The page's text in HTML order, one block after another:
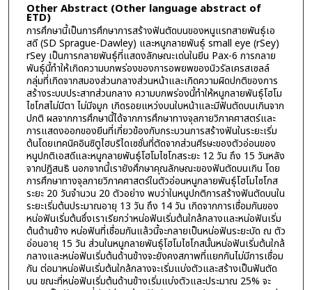
Other Abstract (Other language abstract of
ETD)
การศึกษานี้เป็นการศึกษาการสร้างฟันตัดบนของหนูแรทสายพันธุ์เอ
สดี (SD Sprague-Dawley) และหนูกลายพันธุ์ small eye (rSey)
rSey เป็นการกลายพันธุ์ที่แสดงลักษณะเด่นในยีน Pax-6 การกลาย
พันธุ์นี้ทำให้เกิดความบกพร่องของการอพยพของนิวรัลเครสเซลล์
กลุ่มที่เกิดจากสมองส่วนกลางส่วนหน้าและเกิดความผิดปกติของการ
สร้างระบบประสาทส่วนกลาง ความบกพร่องนี้ทำให้หนูกลายพันธุ์โฮโม
ไซโกสไม่มีตา ไม่มีจมูก เกิดรอยแหว่งบนใบหน้าและมีฟันตัดบนเกินจาก
ปกติ ผลจากการศึกษานี้ได้จากการศึกษาทางจุลกายวิภาคศาสตร์และ
การแสดงออกของยีนที่เกี่ยวข้องกับกระบวนการสร้างฟันในระยะเริ่ม
ต้นโดยเทคนิคอินซิตูไฮบริไดเซชั่นที่ตัดจากส่วนศีรษะของตัวอ่อนของ
หนูปกติเอสดีและหนูกลายพันธุ์โฮโมไซโกสระยะ 12 วัน ถึง 15 วันหลัง
จากปฏิสนธิ นอกจากนี้เรายังศึกษาคุณลักษณะของฟันตัดบนเกิน โดย
การศึกษาทางจุลกายวิภาคศาสตร์ในตัวอ่อนหนูกลายพันธุ์โฮโมไซโกส
ระยะ 20 วันจำนวน 20 ตัวอย่าง พบว่าในหนูปกติการสร้างฟันตัดบนใน
ระยะเริ่มต้นประมาณอายุ 13 วัน ถึง 14 วัน เกิดจากการเชื่อมกันของ
หน่อฟันเริ่มต้นซึ่งเราเรียกว่าหน่อฟันเริ่มต้นใกล้กลางและหน่อฟันเริ่ม
ต้นด้านข้าง หน่อฟันที่เชื่อมกันแล้วนี้จะกลายเป็นหน่อฟันระยะบัด ณ ตัว
อ่อนอายุ 15 วัน ส่วนในหนูกลายพันธุ์โฮโมไซโกสนั้นหน่อฟันเริ่มต้นใกล้
กลางและหน่อฟันเริ่มต้นด้านข้างจะยังคงสภาพที่แยกกันไม่มีการเชื่อม
กัน ต่อมาหน่อฟันเริ่มต้นใกล้กลางจะเริ่มแบ่งตัวและสร้างเป็นฟันตัด
บน ขณะที่หน่อฟันเริ่มต้นด้านข้างเริ่มแบ่งตัวและประมาณ 25% จะ